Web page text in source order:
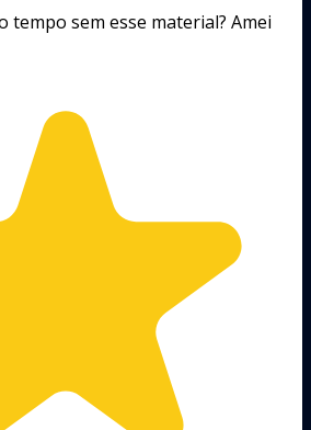
tempo sem esse material? Amei